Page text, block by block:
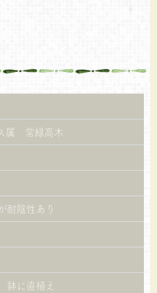
属 常緑高木
耐陰性あり
鉢に直植え